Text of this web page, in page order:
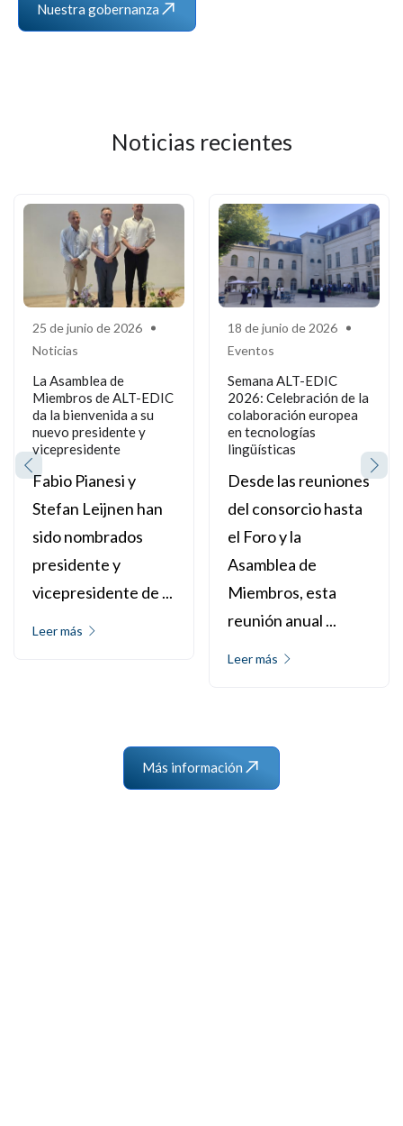
Nuestra gobernanza
Noticias recientes
25 de junio de 2026
Noticias
La Asamblea de
Miembros de ALT-EDIC
da la bienvenida a su
nuevo presidente y
vicepresidente
Fabio Pianesi y
Stefan Leijnen han
sido nombrados
presidente y
vicepresidente de ...
Leer más
18 de junio de 2026
Eventos
Semana ALT-EDIC
2026: Celebración de la
colaboración europea
en tecnologías
lingüísticas
Desde las reuniones
del consorcio hasta
el Foro y la
Asamblea de
Miembros, esta
reunión anual ...
Leer más
Más información